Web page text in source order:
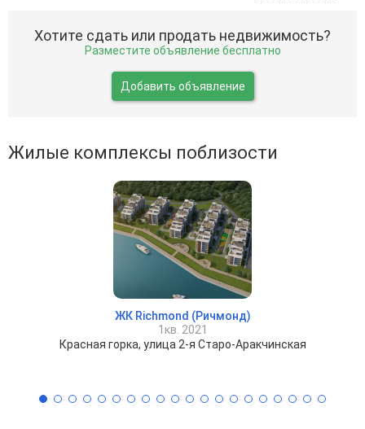
Хотите сдать или продать недвижимость?
Разместите объявление бесплатно
Добавить объявление
Жилые комплексы поблизости
ЖК Richmond (Ричмонд)
1кв. 2021
Красная горка, улица 2-я Старо-Аракчинская